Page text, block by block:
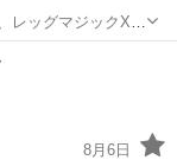
レッグマジックX。
ーニング
8月6日